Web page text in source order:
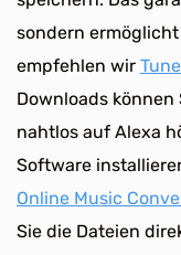
sondern
empfehlen wir
Downloads
nahtlos auf Alexa
Software
Online Music
Sie die Dateien